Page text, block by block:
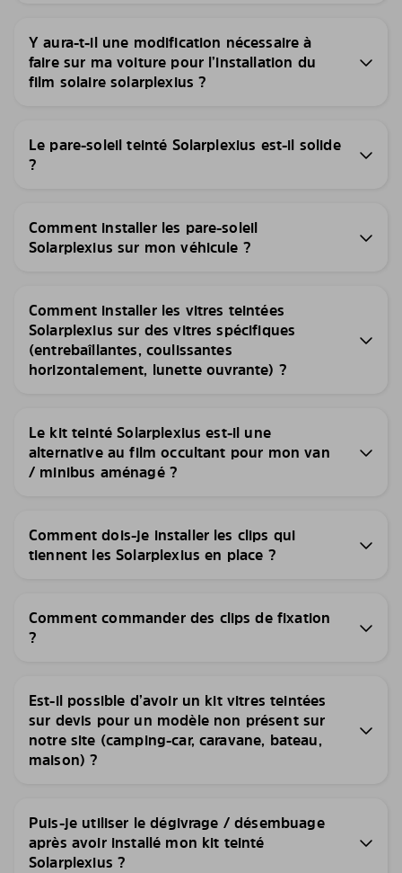
Y aura-t-il une modification nécessaire à
faire sur ma voiture pour l’installation du
film solaire solarplexius ?
Le pare-soleil teinté Solarplexius est-il solide
?
Comment installer les pare-soleil
Solarplexius sur mon véhicule ?
Comment installer les vitres teintées
Solarplexius sur des vitres spécifiques
(entrebaîllantes, coulissantes
horizontalement, lunette ouvrante) ?
Le kit teinté Solarplexius est-il une
alternative au film occultant pour mon van
/ minibus aménagé ?
Comment dois-je installer les clips qui
tiennent les Solarplexius en place ?
Comment commander des clips de fixation
?
Est-il possible d’avoir un kit vitres teintées
sur devis pour un modèle non présent sur
notre site (camping-car, caravane, bateau,
maison) ?
Puis-je utiliser le dégivrage / désembuage
après avoir installé mon kit teinté
Solarplexius ?